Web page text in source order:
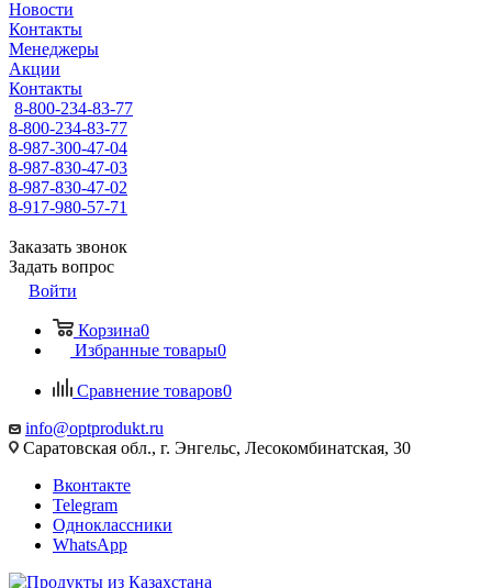
Новости
Контакты
Менеджеры
Акции
Контакты
8-800-234-83-77
8-800-234-83-77
8-987-300-47-04
8-987-830-47-03
8-987-830-47-02
8-917-980-57-71
Заказать звонок
Задать вопрос
Войти
Корзина0
Избранные товары0
Сравнение товаров0
info@optprodukt.ru
Саратовская обл., г. Энгельс, Лесокомбинатская, 30
Вконтакте
Telegram
Одноклассники
WhatsApp